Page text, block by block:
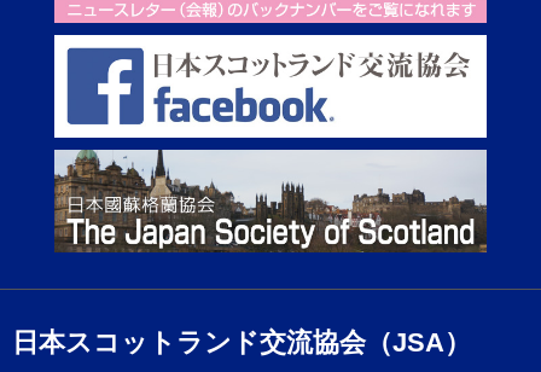
日本スコットランド交流協会（JSA）